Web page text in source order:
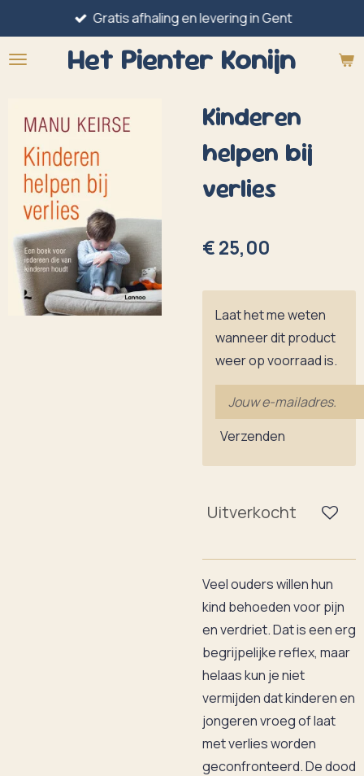
direct
naar
Het Pienter Konijn
Gratis afhaling en levering in Gent
Kinderen
helpen bij
verlies
€ 25,00
Laat het me weten
wanneer dit product
weer op voorraad is.
Verzenden
Uitverkocht
Veel ouders willen hun
kind behoeden voor pijn
en verdriet. Dat is een erg
begrijpelijke reflex, maar
helaas kun je niet
vermijden dat kinderen en
jongeren vroeg of laat
met verlies worden
geconfronteerd. De dood